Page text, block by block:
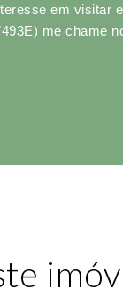
em visitar
me chame